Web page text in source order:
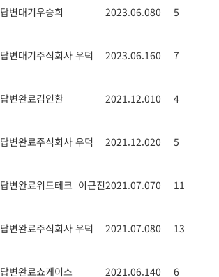
답변대기우승희 2023.06.080 5
답변대기주식회사 우덕 2023.06.160 7
답변완료김인환 2021.12.010 4
답변완료주식회사 우덕 2021.12.020 5
답변완료위드테크_이근진2021.07.070 11
답변완료주식회사 우덕 2021.07.080 13
답변완료쇼케이스 2021.06.140 6